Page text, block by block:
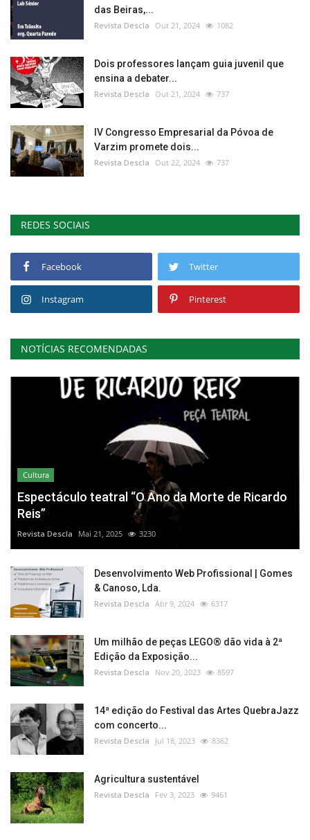
das Beiras,...
Revista Descla Out 21, 2024 1082
Dois professores lançam guia juvenil que
ensina a debater...
Revista Descla Out 21, 2024 737
IV Congresso Empresarial da Póvoa de
Varzim promete dois...
Revista Descla Out 22, 2024 737
REDES SOCIAIS
Facebook Twitter
Instagram Pinterest
NOTÍCIAS RECOMENDADAS
Cultura
Espectáculo teatral “O Ano da Morte de Ricardo
Reis”
Revista Descla Mai 21, 2025 3230
Desenvolvimento Web Profissional | Gomes
& Canoso, Lda.
Revista Descla Abr 9, 2024 6317
Um milhão de peças LEGO® dão vida à 2ª
Edição da Exposição...
Revista Descla Nov 20, 2023 8597
14ª edição do Festival das Artes QuebraJazz
com concerto...
Revista Descla Jul 18, 2023 8362
Agricultura sustentável
Revista Descla Fev 3, 2023 9461